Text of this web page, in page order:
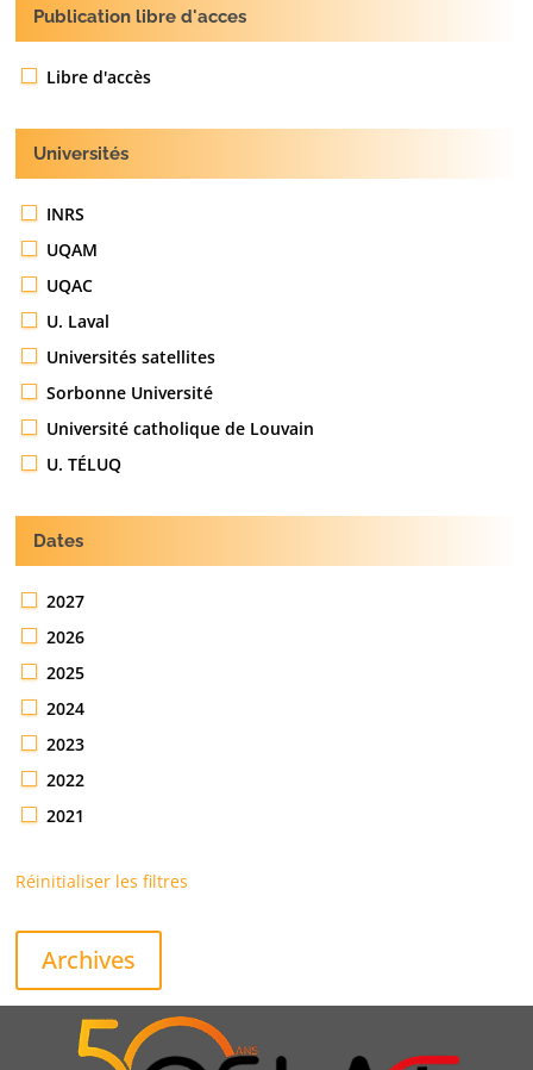
Publication libre d'acces
Libre d'accès
Universités
INRS
UQAM
UQAC
U. Laval
Universités satellites
Sorbonne Université
Université catholique de Louvain
U. TÉLUQ
Dates
2027
2026
2025
2024
2023
2022
2021
Réinitialiser les filtres
Archives